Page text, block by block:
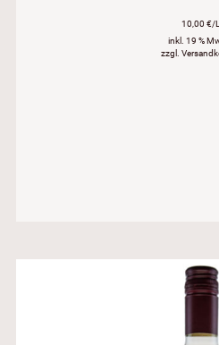
10,00 €/L
inkl. 19 %
zzgl.